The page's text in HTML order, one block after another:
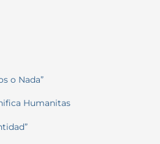
o Nada”
Humanitas